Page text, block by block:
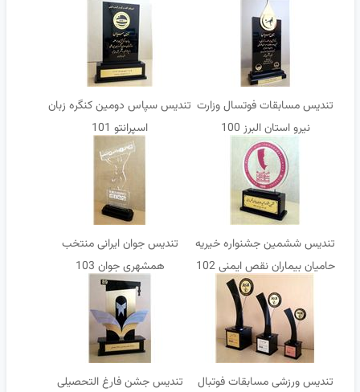
خرده فروشی
تندیس مسابقات فوتسال وزارت
نیرو استان البرز 100
تندیس سپاس دومین کنگره زبان
اسپرانتو 101
تندیس ششمین جشنواره خیریه
حامیان بیماران نقص ایمنی 102
تندیس جوان ایرانی منتخب
همشهری جوان 103
تندیس ورزشی مسابقات فوتبال
تندیس جشن فارغ التحصیلی